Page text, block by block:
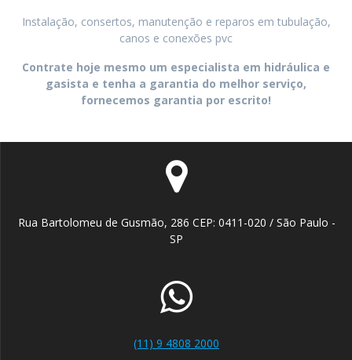
Instalação, consertos, manutenção e reparos em tubulação,
canos e conexões pvc
Contrate hoje mesmo um especialista em hidráulica e
gasista e tenha a garantia do melhor serviço,
fornecemos garantia por escrito!
Rua Bartolomeu de Gusmão, 286 CEP: 0411-020 / São Paulo -
SP
(11) 9 4808 2000